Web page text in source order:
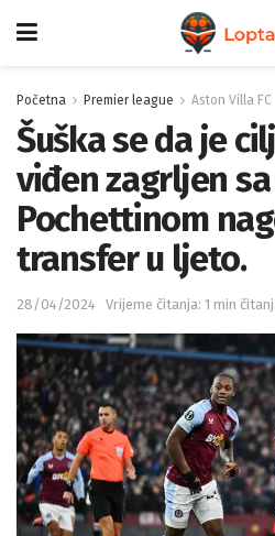
Početna Premier league Aston Villa FC
Šuška se da je
viđen zagrljen
Pochettinom
transfer u ljeto.
28/04/2024 Vrijeme čitanja: 1 min